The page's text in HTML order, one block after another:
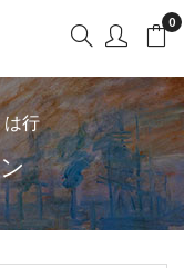
0
は行